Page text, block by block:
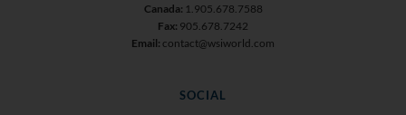
Canada: 1.905.678.7588
Fax: 905.678.7242
Email: contact@wsiworld.com
SOCIAL